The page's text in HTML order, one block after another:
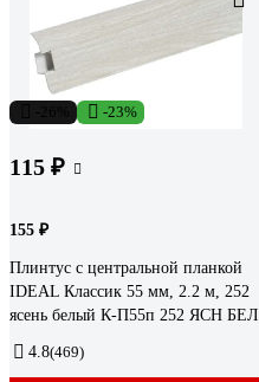
-23%
115 ₽
155 ₽
Плинтус с центральной планкой
IDEAL Классик 55 мм, 2.2 м, 252
ясень белый К-П55п 252 ЯСН БЕЛ
4.8(469)